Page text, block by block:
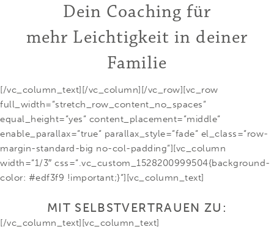
Dein Coaching für
mehr Leichtigkeit in deiner
Familie
[/vc_column_text][/vc_column][/vc_row][vc_row
full_width=“stretch_row_content_no_spaces“
equal_height=“yes“ content_placement=“middle“
enable_parallax=“true“ parallax_style=“fade“ el_class=“row-
margin-standard-big no-col-padding“][vc_column
width=“1/3″ css=“.vc_custom_1528200999504{background-
color: #edf3f9 !important;}“][vc_column_text]
MIT SELBSTVERTRAUEN ZU:
[/vc_column_text][vc_column_text]